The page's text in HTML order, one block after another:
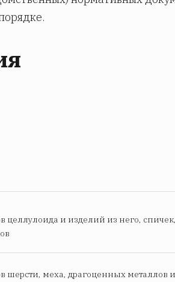
целлулоида и изделий из него,
шерсти, меха, драгоценных металлов и